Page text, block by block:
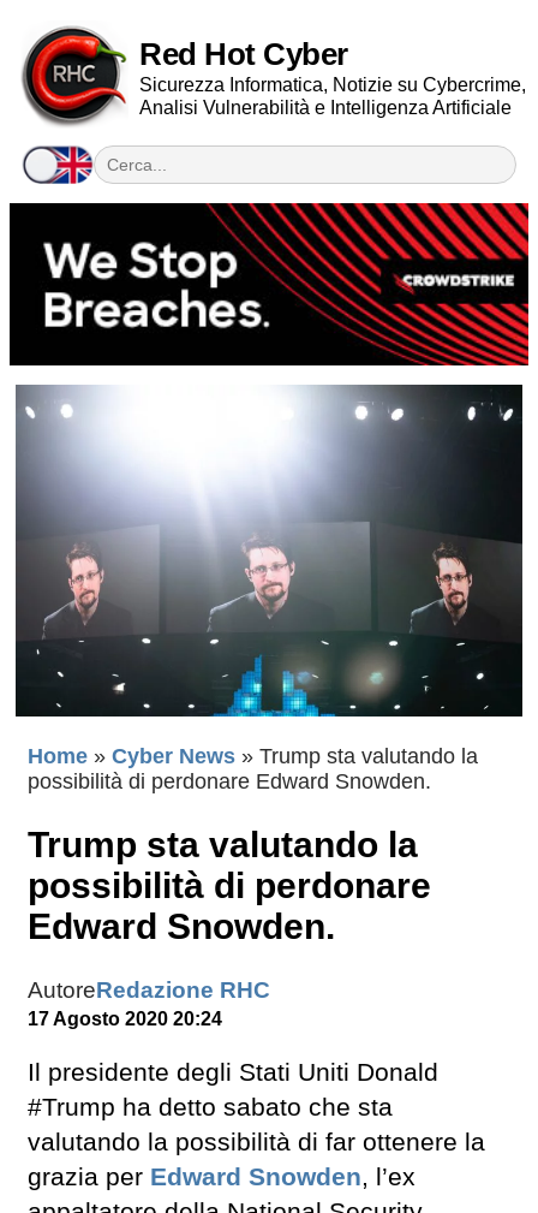
Red Hot Cyber
Sicurezza Informatica, Notizie su Cybercrime,
Analisi Vulnerabilità e Intelligenza Artificiale
Home » Cyber News » Trump sta valutando la
possibilità di perdonare Edward Snowden.
Trump sta valutando la
possibilità di perdonare
Edward Snowden.
AutoreRedazione RHC
17 Agosto 2020 20:24
Il presidente degli Stati Uniti Donald
#Trump ha detto sabato che sta
valutando la possibilità di far ottenere la
grazia per Edward Snowden, l’ex